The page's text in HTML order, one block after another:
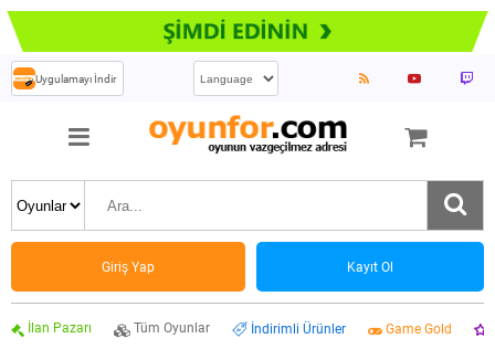
Uygulamayı İndir
Giriş Yap Kayıt Ol
İlan Pazarı Tüm Oyunlar İndirimli Ürünler Game Gold